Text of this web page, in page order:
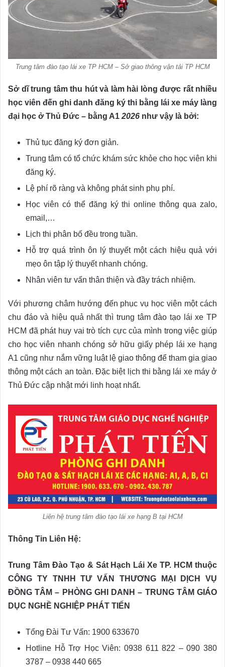
Trung tâm đào tạo lái xe TP HCM – Sở giao thông vận tải TP HCM
Sở dĩ trung tâm thu hút và làm hài lòng được rất nhiều
học viên đến ghi danh đăng ký thi bằng lái xe máy làng
đại học ở Thủ Đức – bằng A12026 như vậy là bởi:
Thủ tục đăng ký đơn giản.
Trung tâm có tổ chức khám sức khỏe cho học viên khi
đăng ký.
Lệ phí rõ ràng và không phát sinh phụ phí.
Học viên có thể đăng ký thi online thông qua zalo,
email,…
Lịch thi phân bố đều trong tuần.
Hỗ trợ quá trình ôn lý thuyết một cách hiệu quả với
mẹo ôn tập lý thuyết nhanh chóng.
Nhân viên tư vấn thân thiện và đầy trách nhiệm.
Với phương châm hướng đến phục vụ học viên một cách
chu đáo và hiệu quả nhất thì trung tâm đào tạo lái xe TP
HCM đã phát huy vai trò tích cực của mình trong việc giúp
cho học viên nhanh chóng sở hữu giấy phép lái xe hạng
A1 cũng như nắm vững luật lệ giao thông để tham gia giao
thông một cách an toàn. Đặc biệt lịch thi bằng lái xe máy ở
Thủ Đức cập nhật mới linh hoạt nhất.
Liên hệ trung tâm đào tạo lái xe hạng B tại HCM
Thông Tin Liên Hệ:
Trung Tâm Đào Tạo & Sát Hạch Lái Xe TP. HCM thuộc
CÔNG TY TNHH TƯ VẤN THƯƠNG MẠI DỊCH VỤ
ĐỒNG TÂM – PHÒNG GHI DANH – TRUNG TÂM GIÁO
DỤC NGHỀ NGHIỆP PHÁT TIẾN
Tổng Đài Tư Vấn: 1900 633670
Hotline Hỗ Trợ Học Viên: 0938 611 822 – 090 380
3787 – 0938 440 665